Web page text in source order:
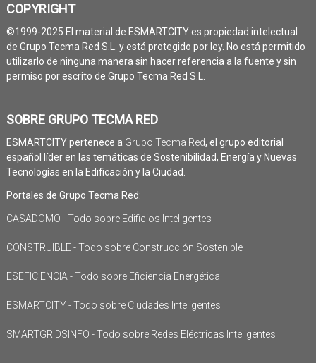
COPYRIGHT
©1999-2025 El material de ESMARTCITY es propiedad intelectual
de Grupo Tecma Red S.L. y está protegido por ley. No está permitido
utilizarlo de ninguna manera sin hacer referencia a la fuente y sin
permiso por escrito de Grupo Tecma Red S.L.
SOBRE GRUPO TECMA RED
ESMARTCITY pertenece a Grupo Tecma Red, el grupo editorial
español líder en las temáticas de Sostenibilidad, Energía y Nuevas
Tecnologías en la Edificación y la Ciudad.
Portales de Grupo Tecma Red:
CASADOMO - Todo sobre Edificios Inteligentes
CONSTRUIBLE - Todo sobre Construcción Sostenible
ESEFICIENCIA - Todo sobre Eficiencia Energética
ESMARTCITY - Todo sobre Ciudades Inteligentes
SMARTGRIDSINFO - Todo sobre Redes Eléctricas Inteligentes